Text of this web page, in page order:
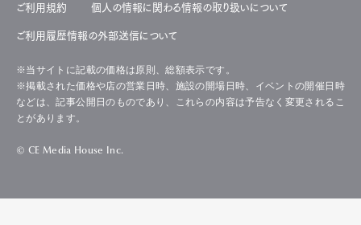
ご利用規約 個人の情報に関わる情報の取り扱いについて
ご利用履歴情報の外部送信について
※当サイトに記載の価格は原則、総額表示です。
※掲載された価格や店の営業日時、施設の開場日時、イベントの開催日時
などは、記事公開日のものであり、これらの内容は予告なく変更されるこ
とがあります。
© CE Media House Inc.